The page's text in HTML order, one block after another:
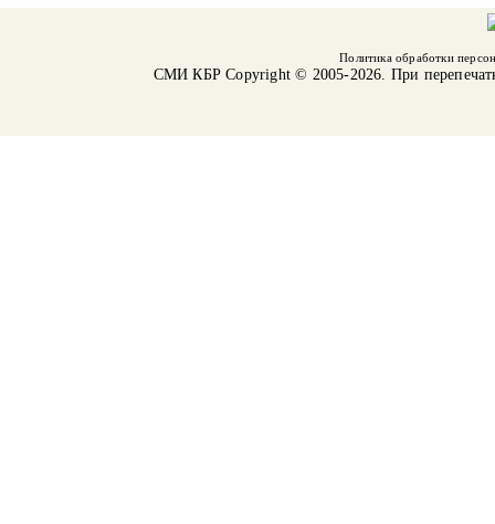
Политика обработки
СМИ КБРCopyright © 2005-2026. При